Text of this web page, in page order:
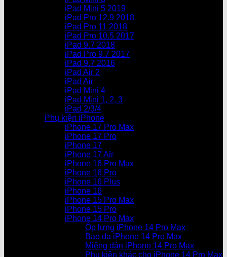
iPad Mini 5 2019
iPad Pro 12.9 2018
iPad Pro 11 2018
iPad Pro 10.5 2017
iPad 9.7 2018
iPad Pro 9.7 2017
iPad 9.7 2016
iPad Air 2
iPad Air
iPad Mini 4
iPad Mini 1, 2, 3
iPad 2/3/4
Phụ kiện iPhone
iPhone 17 Pro Max
iPhone 17 Pro
iPhone 17
iPhone 17 Air
iPhone 16 Pro Max
iPhone 16 Pro
iPhone 16 Plus
iPhone 16
iPhone 15 Pro Max
iPhone 15 Pro
iPhone 14 Pro Max
Ốp lưng iPhone 14 Pro Max
Bao da iPhone 14 Pro Max
Miếng dán iPhone 14 Pro Max
Phụ kiện khác cho iPhone 14 Pro Max